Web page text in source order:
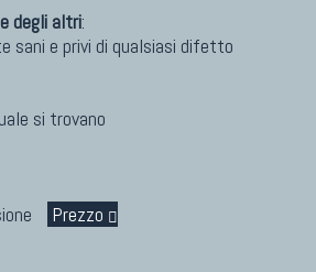
degli altri:
sani e privi di qualsiasi difetto
si trovano
Prezzo